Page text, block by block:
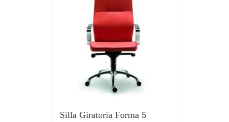
Silla Giratoria Forma 5